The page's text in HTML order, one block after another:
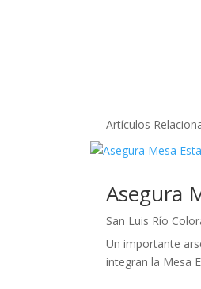
Artículos
Asegura
San Luis Río
Un importante
integran la Mesa